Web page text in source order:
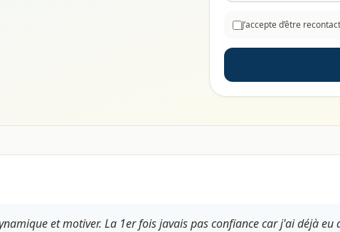
J’accepte d’être
et motiver. La 1er fois javais pas confiance car j'ai déjà